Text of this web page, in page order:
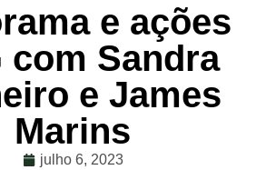
e ações
com Sandra
e James
Marins
julho 6, 2023